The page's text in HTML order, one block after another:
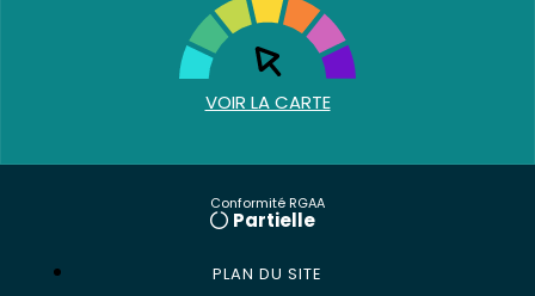
VOIR LA CARTE
Conformité RGAA
Partielle
PLAN DU SITE